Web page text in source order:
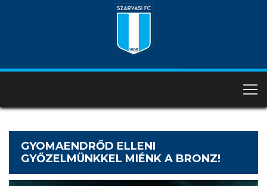
GYOMAENDRŐD ELLENI
GYŐZELMÜNKKEL MIÉNK A BRONZ!